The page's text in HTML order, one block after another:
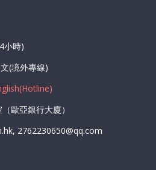
小時)
(境外專線)
歐亞銀行大廈）
2762230650@qq.com